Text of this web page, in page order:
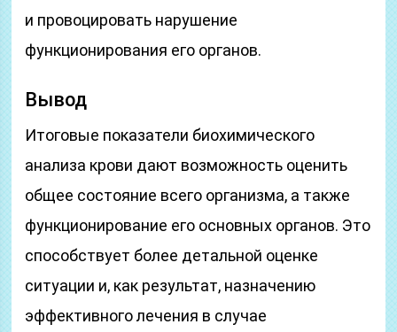
и провоцировать нарушение
функционирования его органов.
Вывод
Итоговые показатели биохимического
анализа крови дают возможность оценить
общее состояние всего организма, а также
функционирование его основных органов. Это
способствует более детальной оценке
ситуации и, как результат, назначению
эффективного лечения в случае